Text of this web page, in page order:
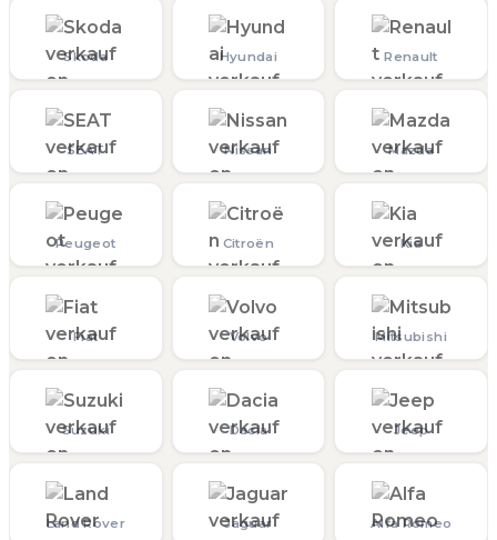
Skoda Hyundai Renault
SEAT Nissan Mazda
Peugeot Citroën Kia
Fiat Volvo Mitsubishi
Suzuki Dacia Jeep
Land Rover Jaguar Alfa Romeo